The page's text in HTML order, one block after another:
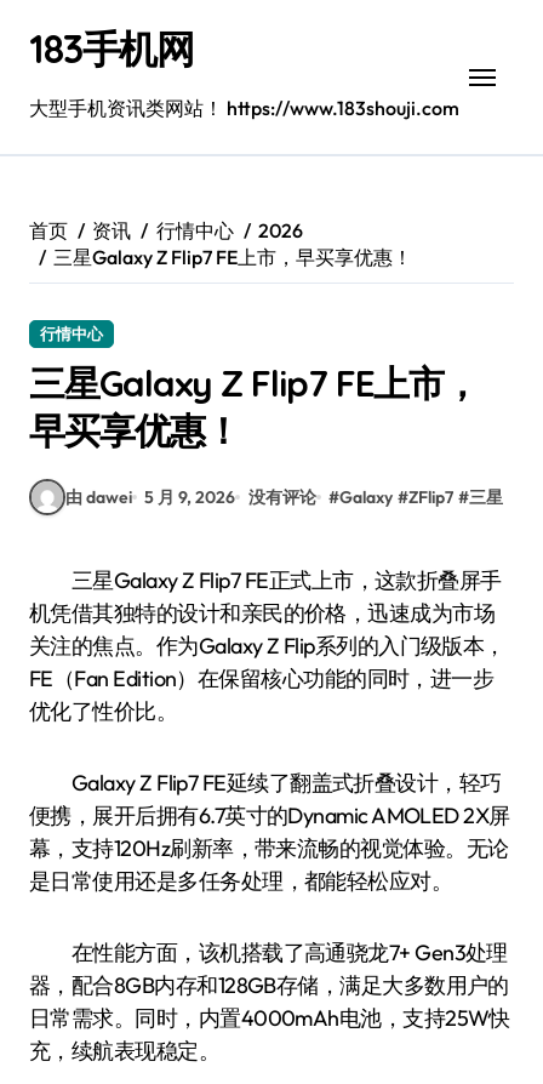
183手机网
大型手机资讯类网站！ https://www.183shouji.com
首页 资讯 行情中心
2026
三星Galaxy Z Flip7 FE上市，早买享优惠！
行情中心
三星Galaxy Z Flip7 FE上市，
早买享优惠！
由 dawei 5 月 9, 2026 没有评论 #Galaxy #ZFlip7 #三星
三星Galaxy Z Flip7 FE正式上市，这款折叠屏手
机凭借其独特的设计和亲民的价格，迅速成为市场
关注的焦点。作为Galaxy Z Flip系列的入门级版本，
FE（Fan Edition）在保留核心功能的同时，进一步
优化了性价比。
Galaxy Z Flip7 FE延续了翻盖式折叠设计，轻巧
便携，展开后拥有6.7英寸的Dynamic AMOLED 2X屏
幕，支持120Hz刷新率，带来流畅的视觉体验。无论
是日常使用还是多任务处理，都能轻松应对。
在性能方面，该机搭载了高通骁龙7+ Gen3处理
器，配合8GB内存和128GB存储，满足大多数用户的
日常需求。同时，内置4000mAh电池，支持25W快
充，续航表现稳定。